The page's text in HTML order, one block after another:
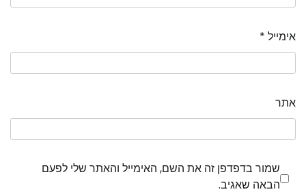
אימייל *
אתר
שמור בדפדפן זה את השם, האימייל והאתר שלי לפעם
הבאה שאגיב.